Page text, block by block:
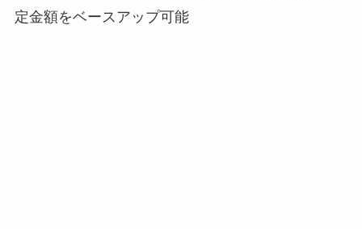
定金額をベースアップ可能